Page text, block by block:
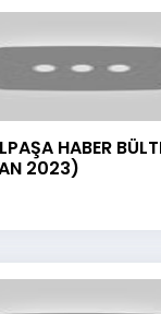
HABER
2023)